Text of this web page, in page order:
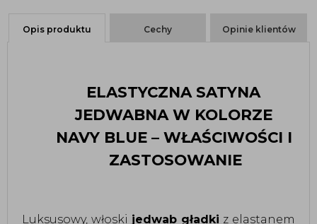
Opis produktu Cechy Opinie klientów
ELASTYCZNA SATYNA
JEDWABNA W KOLORZE
NAVY BLUE – WŁAŚCIWOŚCI I
ZASTOSOWANIE
Luksusowy, włoski jedwab gładki z elastanem